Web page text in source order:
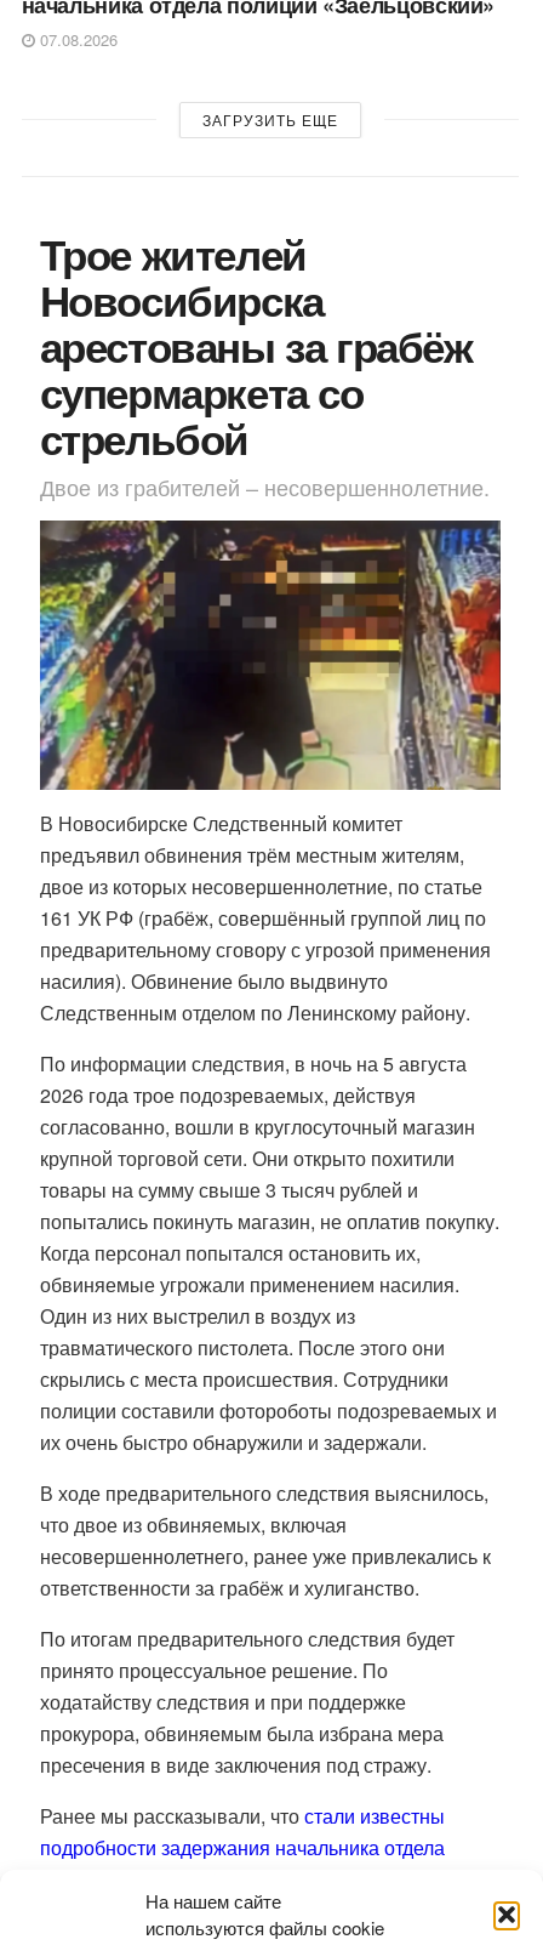
На нашем сайте
используются файлы cookie
07.08.2026
ЗАГРУЗИТЬ ЕЩЕ
Трое жителей
Новосибирска
арестованы за грабёж
супермаркета со
стрельбой
Двое из грабителей – несовершеннолетние.
В Новосибирске Следственный комитет
предъявил обвинения трём местным жителям,
двое из которых несовершеннолетние, по статье
161 УК РФ (грабёж, совершённый группой лиц по
предварительному сговору с угрозой применения
насилия). Обвинение было выдвинуто
Следственным отделом по Ленинскому району.
По информации следствия, в ночь на 5 августа
2026 года трое подозреваемых, действуя
согласованно, вошли в круглосуточный магазин
крупной торговой сети. Они открыто похитили
товары на сумму свыше 3 тысяч рублей и
попытались покинуть магазин, не оплатив покупку.
Когда персонал попытался остановить их,
обвиняемые угрожали применением насилия.
Один из них выстрелил в воздух из
травматического пистолета. После этого они
скрылись с места происшествия. Сотрудники
полиции составили фотороботы подозреваемых и
их очень быстро обнаружили и задержали.
В ходе предварительного следствия выяснилось,
что двое из обвиняемых, включая
несовершеннолетнего, ранее уже привлекались к
ответственности за грабёж и хулиганство.
По итогам предварительного следствия будет
принято процессуальное решение. По
ходатайству следствия и при поддержке
прокурора, обвиняемым была избрана мера
пресечения в виде заключения под стражу.
Ранее мы рассказывали, чтостали известны
подробности задержания начальника отдела
Татьяна Картавых